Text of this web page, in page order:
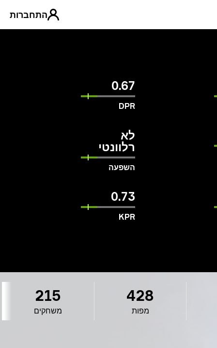
התחברות
0.67
DPR
לא
רלוונטי
השפעה
0.73
KPR
מפות
428
משחקים
215